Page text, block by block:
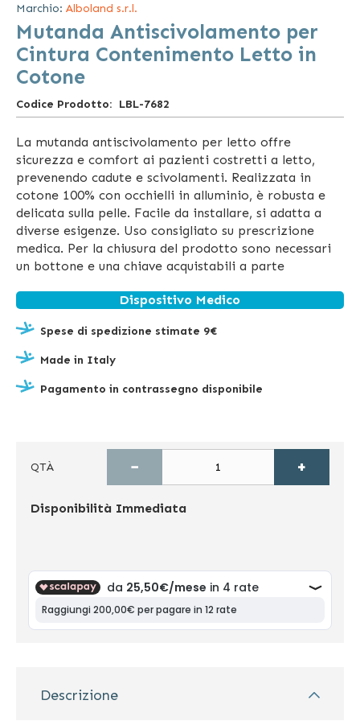
galleria
di
immagini
Marchio: Alboland s.r.l.
Mutanda Antiscivolamento per
Cintura Contenimento Letto in
Cotone
Codice Prodotto LBL-7682
La mutanda antiscivolamento per letto offre
sicurezza e comfort ai pazienti costretti a letto,
prevenendo cadute e scivolamenti. Realizzata in
cotone 100% con occhielli in alluminio, è robusta e
delicata sulla pelle. Facile da installare, si adatta a
diverse esigenze. Uso consigliato su prescrizione
medica. Per la chiusura del prodotto sono necessari
un bottone e una chiave acquistabili a parte
Dispositivo Medico
Spese di spedizione stimate 9€
Made in Italy
Pagamento in contrassegno disponibile
QTÀ − +
Disponibilità Immediata
Descrizione